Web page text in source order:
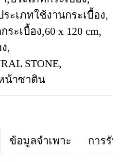
ระเภทใช้งานกระเบื้อง,
ระเบื้อง,60 x 120 cm,
,
STONE,
น้าซาติน
ข้อมูลจำเพาะ การรั